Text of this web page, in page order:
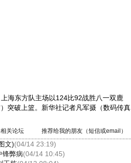
东方队主场以124比92战胜八一双鹿
突破上篮。新华社记者凡军摄（数码传真
关论坛 推荐给我的朋友（短信或email）
文)(04/14 23:19)
锋弊病(04/14 10:45)